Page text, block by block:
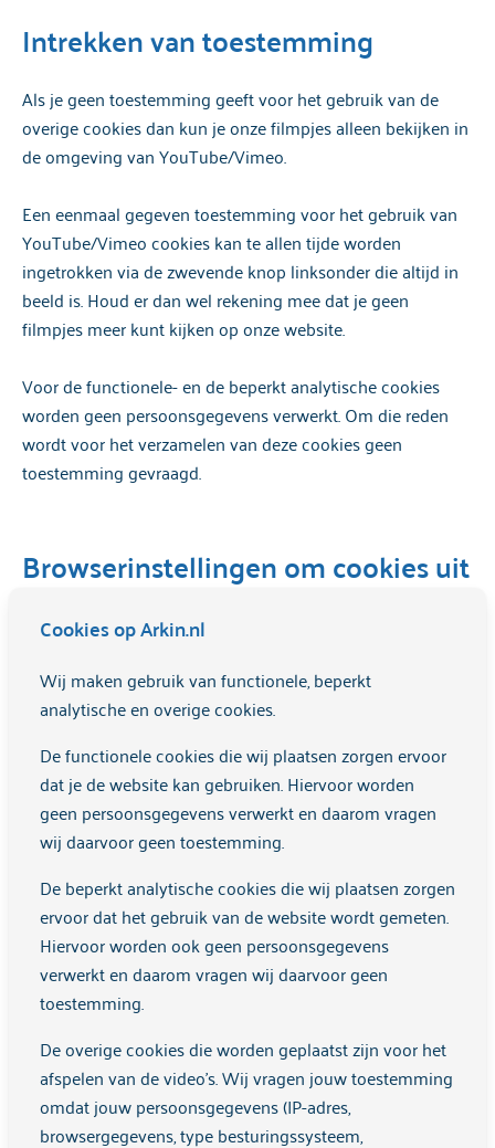
Intrekken van toestemming
Als je geen toestemming geeft voor het gebruik van de
overige cookies dan kun je onze filmpjes alleen bekijken in
de omgeving van YouTube/Vimeo.
Een eenmaal gegeven toestemming voor het gebruik van
YouTube/Vimeo cookies kan te allen tijde worden
ingetrokken via de zwevende knop linksonder die altijd in
beeld is. Houd er dan wel rekening mee dat je geen
filmpjes meer kunt kijken op onze website.
Voor de functionele- en de beperkt analytische cookies
worden geen persoonsgegevens verwerkt. Om die reden
wordt voor het verzamelen van deze cookies geen
toestemming gevraagd.
Browserinstellingen om cookies uit
te zetten / te verwijderen
uit te schakelen, zodat deze cookies niet geplaatst worden.
Afhankelijk van welke browser je gebruikt doe je dit via
instellingen -> Privacy & Beveiliging of Cookies en
siterechten.
Ook kun je cookies die in het verleden in je browser zijn
geplaatst wissen. Dit doe afhankelijk van de browser ook
via instellingen -> Cookies en sitegegevens of
browsegegevens.
Je moet er wel rekening mee te houden dat het verwijderen
van cookies tot gevolg kan hebben dat bepaalde
Vragen
Cookies op Arkin.nl
Wij maken gebruik van functionele, beperkt
analytische en overige cookies.
De functionele cookies die wij plaatsen zorgen ervoor
dat je de website kan gebruiken. Hiervoor worden
geen persoonsgegevens verwerkt en daarom vragen
wij daarvoor geen toestemming.
De beperkt analytische cookies die wij plaatsen zorgen
ervoor dat het gebruik van de website wordt gemeten.
Hiervoor worden ook geen persoonsgegevens
verwerkt en daarom vragen wij daarvoor geen
toestemming.
De overige cookies die worden geplaatst zijn voor het
afspelen van de video's. Wij vragen jouw toestemming
omdat jouw persoonsgegevens (IP-adres,
browsergegevens, type besturingssysteem,